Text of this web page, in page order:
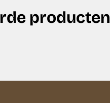
producten